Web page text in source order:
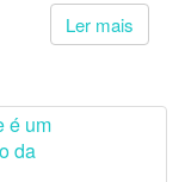
Ler mais